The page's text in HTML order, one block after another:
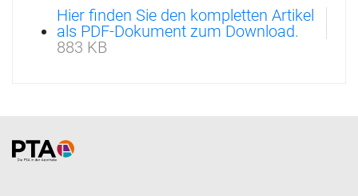
Hier finden Sie den kompletten Artikel
als PDF-Dokument zum Download.
883 KB
Home